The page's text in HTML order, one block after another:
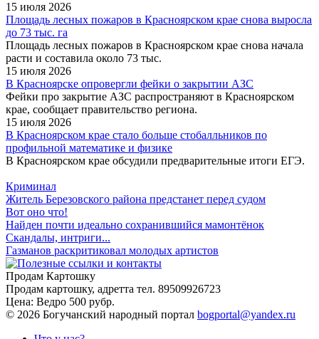
15 июля 2026
Площадь лесных пожаров в Красноярском крае снова выросла
до 73 тыс. га
Площадь лесных пожаров в Красноярском крае снова начала
расти и составила около 73 тыс.
15 июля 2026
В Красноярске опровергли фейки о закрытии АЗС
Фейки про закрытие АЗС распространяют в Красноярском
крае, сообщает правительство региона.
15 июля 2026
В Красноярском крае стало больше стобалльников по
профильной математике и физике
В Красноярском крае обсудили предварительные итоги ЕГЭ.
Криминал
Житель Березовского района предстанет перед судом
Вот оно что!
Найден почти идеально сохранившийся мамонтёнок
Скандалы, интриги...
Газманов раскритиковал молодых артистов
Продам Картошку
Продам картошку, адретта тел. 89509926723
Цена: Ведро 500 рубр.
© 2026 Богучанский народный портал bogportal@yandex.ru